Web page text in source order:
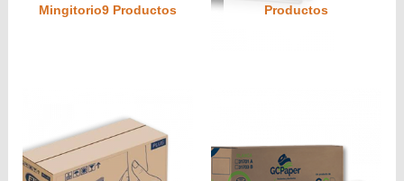
Mingitorio9 Productos
Productos